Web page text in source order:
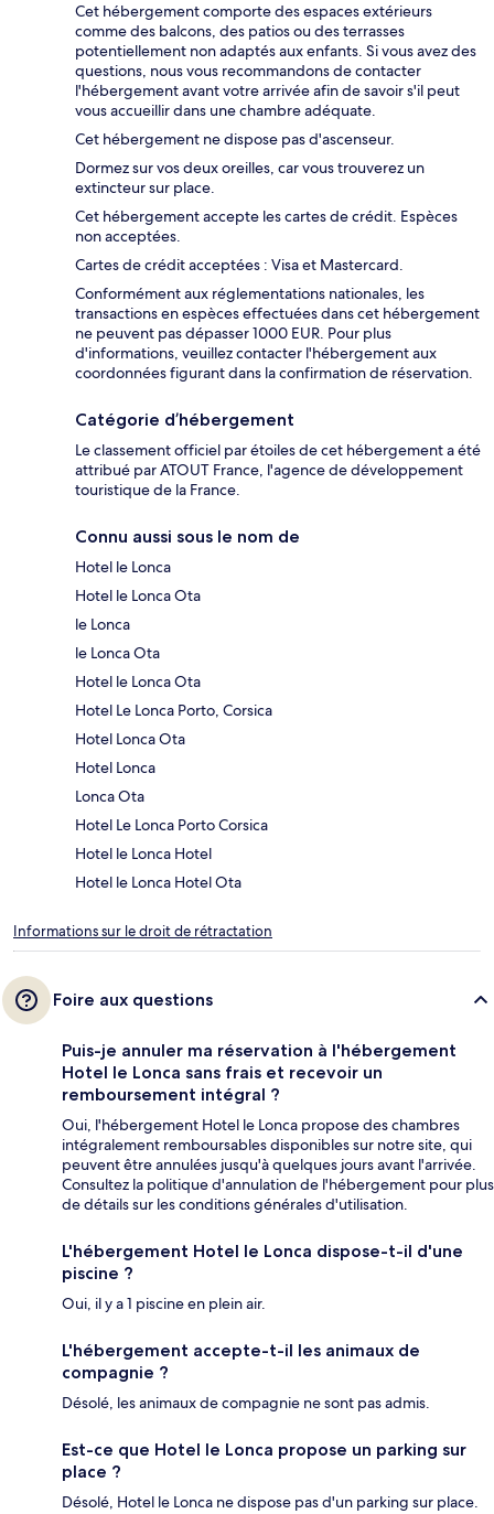
Cet hébergement comporte des espaces extérieurs
comme des balcons, des patios ou des terrasses
potentiellement non adaptés aux enfants. Si vous avez des
questions, nous vous recommandons de contacter
l'hébergement avant votre arrivée afin de savoir s'il peut
vous accueillir dans une chambre adéquate.
Cet hébergement ne dispose pas d'ascenseur.
Dormez sur vos deux oreilles, car vous trouverez un
extincteur sur place.
Cet hébergement accepte les cartes de crédit. Espèces
non acceptées.
Cartes de crédit acceptées : Visa et Mastercard.
Conformément aux réglementations nationales, les
transactions en espèces effectuées dans cet hébergement
ne peuvent pas dépasser 1000 EUR. Pour plus
d'informations, veuillez contacter l'hébergement aux
coordonnées figurant dans la confirmation de réservation.
Catégorie d’hébergement
Le classement officiel par étoiles de cet hébergement a été
attribué par ATOUT France, l'agence de développement
touristique de la France.
Connu aussi sous le nom de
Hotel le Lonca
Hotel le Lonca Ota
le Lonca
le Lonca Ota
Hotel le Lonca Ota
Hotel Le Lonca Porto, Corsica
Hotel Lonca Ota
Hotel Lonca
Lonca Ota
Hotel Le Lonca Porto Corsica
Hotel le Lonca Hotel
Hotel le Lonca Hotel Ota
Informations sur le droit de rétractation
Foire aux questions
Puis-je annuler ma réservation à l'hébergement
Hotel le Lonca sans frais et recevoir un
remboursement intégral ?
Oui, l'hébergement Hotel le Lonca propose des chambres
intégralement remboursables disponibles sur notre site, qui
peuvent être annulées jusqu'à quelques jours avant l'arrivée.
Consultez la politique d'annulation de l'hébergement pour plus
de détails sur les conditions générales d'utilisation.
L'hébergement Hotel le Lonca dispose-t-il d'une
piscine ?
Oui, il y a 1 piscine en plein air.
L'hébergement accepte-t-il les animaux de
compagnie ?
Désolé, les animaux de compagnie ne sont pas admis.
Est-ce que Hotel le Lonca propose un parking sur
place ?
Désolé, Hotel le Lonca ne dispose pas d'un parking sur place.